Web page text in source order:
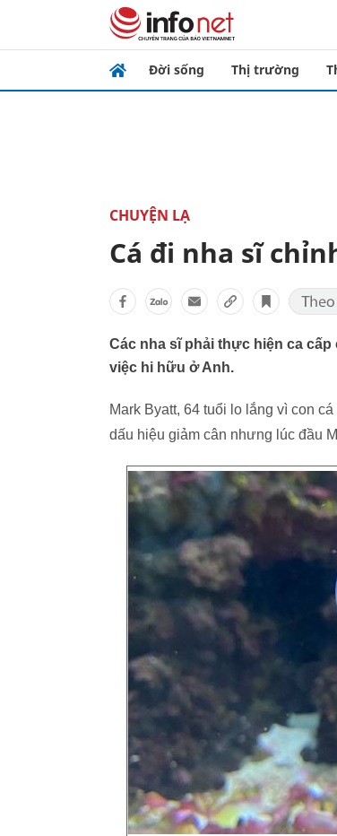
Đời sống Thị trường
CHUYỆN LẠ
Cá đi nha sĩ
Các nha sĩ phải thực hiện ca
việc hi hữu ở Anh.
Mark Byatt, 64 tuổi lo lắng vì con
dấu hiệu giảm cân nhưng lúc đầu